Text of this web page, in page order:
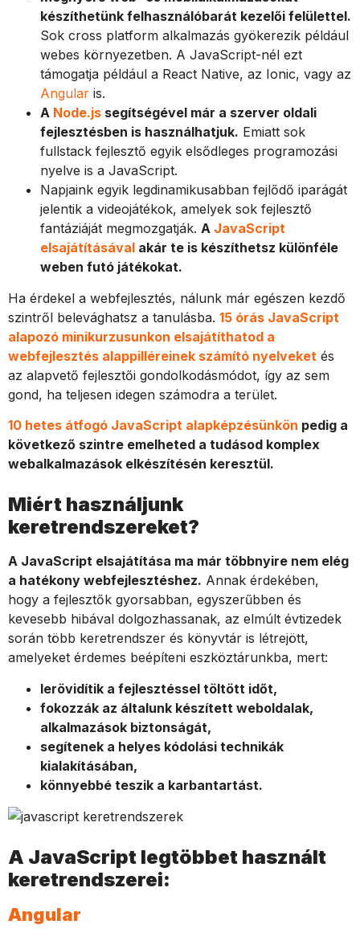
készíthetünk felhasználóbarát kezelői felülettel.
Sok cross platform alkalmazás gyökerezik például
webes környezetben. A JavaScript-nél ezt
támogatja például a React Native, az Ionic, vagy az
Angular is.
A Node.js segítségével már a szerver oldali
fejlesztésben is használhatjuk. Emiatt sok
fullstack fejlesztő egyik elsődleges programozási
nyelve is a JavaScript.
Napjaink egyik legdinamikusabban fejlődő iparágát
jelentik a videojátékok, amelyek sok fejlesztő
fantáziáját megmozgatják. A JavaScript
elsajátításával akár te is készíthetsz különféle
weben futó játékokat.
Ha érdekel a webfejlesztés, nálunk már egészen kezdő
szintről belevághatsz a tanulásba. 15 órás JavaScript
alapozó minikurzusunkon elsajátíthatod a
webfejlesztés alappilléreinek számító nyelveket és
az alapvető fejlesztői gondolkodásmódot, így az sem
gond, ha teljesen idegen számodra a terület.
10 hetes átfogó JavaScript alapképzésünkön pedig a
következő szintre emelheted a tudásod komplex
webalkalmazások elkészítésén keresztül.
Miért használjunk
keretrendszereket?
A JavaScript elsajátítása ma már többnyire nem elég
a hatékony webfejlesztéshez. Annak érdekében,
hogy a fejlesztők gyorsabban, egyszerűbben és
kevesebb hibával dolgozhassanak, az elmúlt évtizedek
során több keretrendszer és könyvtár is létrejött,
amelyeket érdemes beépíteni eszköztárunkba, mert:
lerövidítik a fejlesztéssel töltött időt,
fokozzák az általunk készített weboldalak,
alkalmazások biztonságát,
segítenek a helyes kódolási technikák
kialakításában,
könnyebbé teszik a karbantartást.
A JavaScript legtöbbet használt
keretrendszerei:
Angular